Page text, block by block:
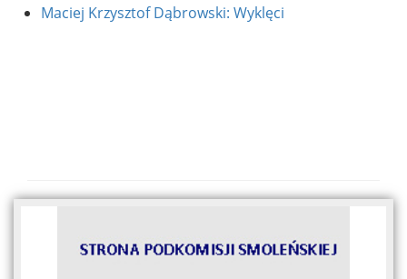
Maciej Krzysztof Dąbrowski: Wyklęci